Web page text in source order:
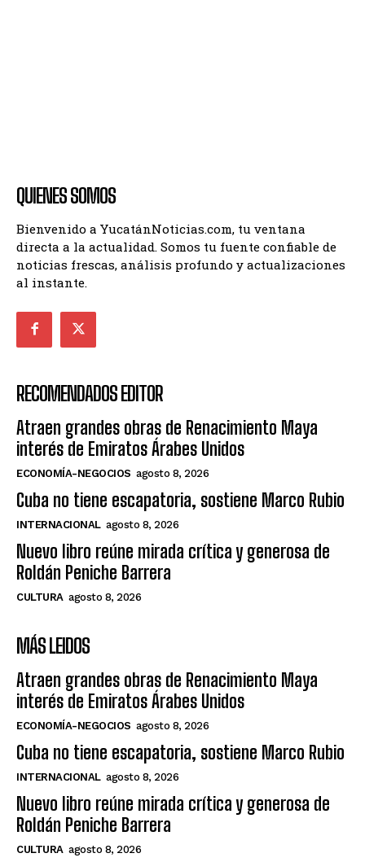
QUIENES SOMOS
Bienvenido a YucatánNoticias.com, tu ventana
directa a la actualidad. Somos tu fuente confiable de
noticias frescas, análisis profundo y actualizaciones
al instante.
RECOMENDADOS EDITOR
Atraen grandes obras de Renacimiento Maya
interés de Emiratos Árabes Unidos
ECONOMÍA-NEGOCIOS agosto 8, 2026
Cuba no tiene escapatoria, sostiene Marco Rubio
INTERNACIONAL agosto 8, 2026
Nuevo libro reúne mirada crítica y generosa de
Roldán Peniche Barrera
CULTURA agosto 8, 2026
MÁS LEIDOS
Atraen grandes obras de Renacimiento Maya
interés de Emiratos Árabes Unidos
ECONOMÍA-NEGOCIOS agosto 8, 2026
Cuba no tiene escapatoria, sostiene Marco Rubio
INTERNACIONAL agosto 8, 2026
Nuevo libro reúne mirada crítica y generosa de
Roldán Peniche Barrera
CULTURA agosto 8, 2026